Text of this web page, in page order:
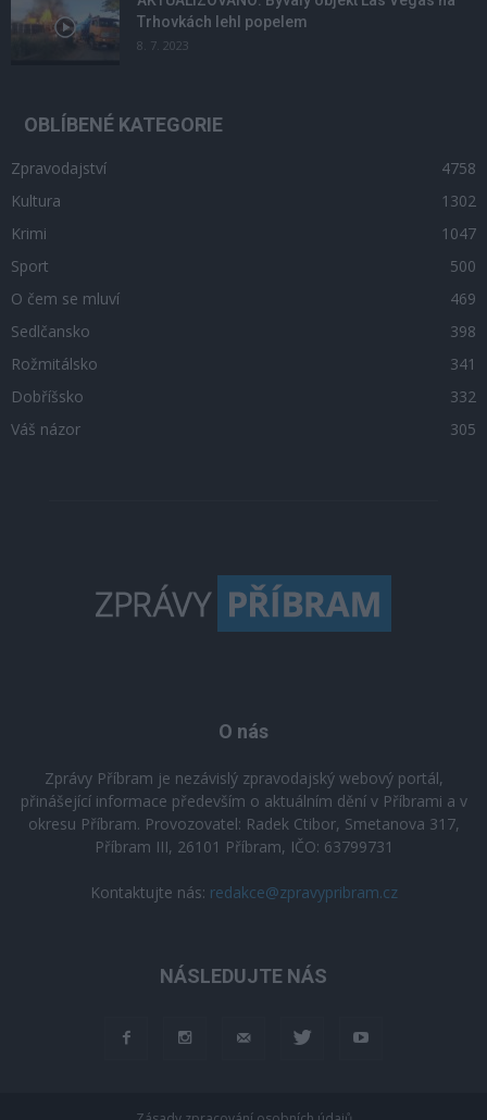
Trhovkách lehl popelem
8. 7. 2023
OBLÍBENÉ KATEGORIE
Zpravodajství
4758
Kultura
1302
Krimi
1047
Sport
500
O čem se mluví
469
Sedlčansko
398
Rožmitálsko
341
Dobříšsko
332
Váš názor
305
O nás
Zprávy Příbram je nezávislý zpravodajský webový portál,
přinášející informace především o aktuálním dění v Příbrami a v
okresu Příbram. Provozovatel: Radek Ctibor, Smetanova 317,
Příbram III, 26101 Příbram, IČO: 63799731
Kontaktujte nás: redakce@zpravypribram.cz
NÁSLEDUJTE NÁS